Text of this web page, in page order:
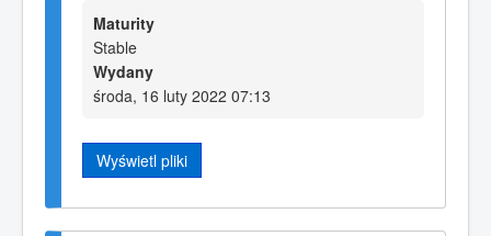
Maturity
Stable
Wydany
środa, 16 luty 2022 07:13
Wyświetl pliki